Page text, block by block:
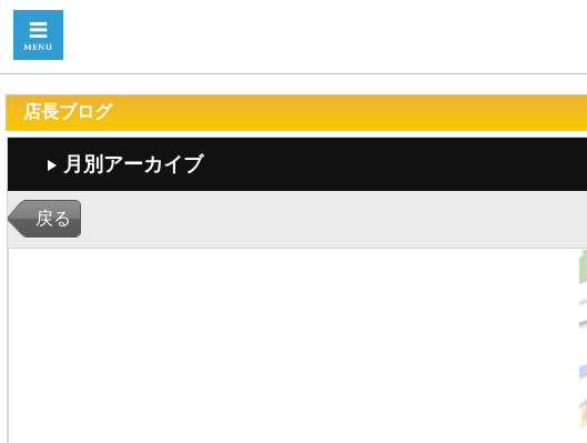
店長ブログ
月別アーカイブ
戻る